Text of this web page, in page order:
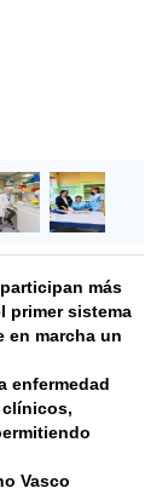
más
primer sistema
en marcha un
enfermedad
clínicos,
Vasco